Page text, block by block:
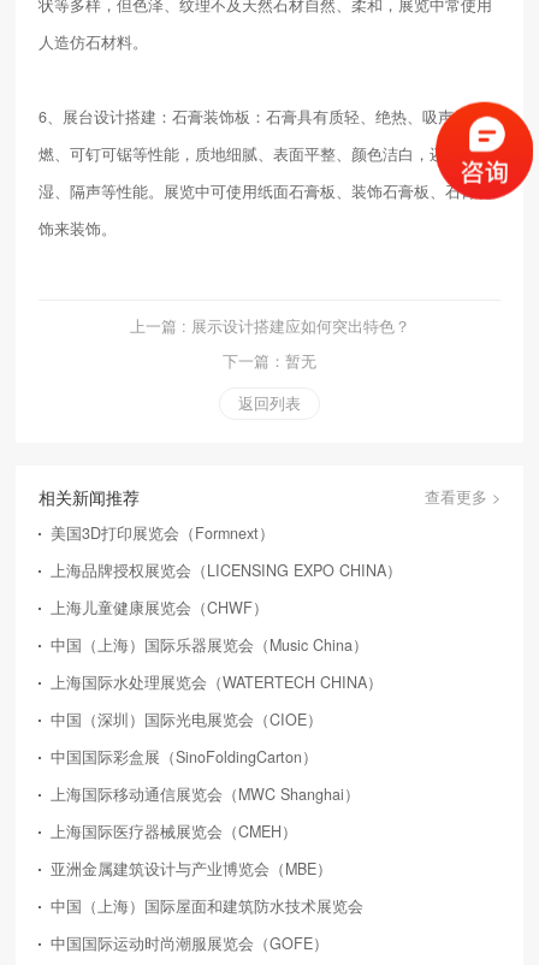
状等多样，但色泽、纹理不及天然石材自然、柔和，展览中常使用
人造仿石材料。
6、展台设计搭建：石膏装饰板：石膏具有质轻、绝热、吸声、不
燃、可钉可锯等性能，质地细腻、表面平整、颜色洁白，还具有调
湿、隔声等性能。展览中可使用纸面石膏板、装饰石膏板、石膏花
饰来装饰。
上一篇 : 展示设计搭建应如何突出特色？
返回列表
下一篇：暂无
相关新闻推荐
查看更多 >
美国3D打印展览会（Formnext）
上海品牌授权展览会（LICENSING EXPO CHINA）
上海儿童健康展览会（CHWF）
中国（上海）国际乐器展览会（Music China）
上海国际水处理展览会（WATERTECH CHINA）
中国（深圳）国际光电展览会（CIOE）
中国国际彩盒展（SinoFoldingCarton）
上海国际移动通信展览会（MWC Shanghai）
上海国际医疗器械展览会（CMEH）
亚洲金属建筑设计与产业博览会（MBE）
中国（上海）国际屋面和建筑防水技术展览会
中国国际运动时尚潮服展览会（GOFE）